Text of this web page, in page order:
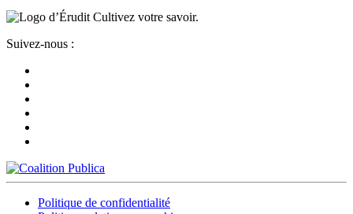
Cultivez votre savoir.
Suivez-nous :
Politique de confidentialité